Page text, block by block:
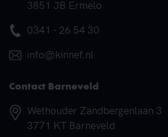
3851 JB Ermelo
Telefoonnummer
0341 - 26 54 30
E-mail
info@kinnef.nl
Contact Barneveld
Adres
Wethouder Zandbergenlaan 3
3771 KT Barneveld